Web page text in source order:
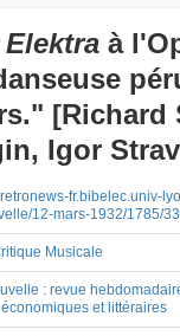
Elektra à
[Richard
Igor
fr.bibelec.univ-
12-mars-1932/1785/
Musicale
: revue
et littéraires